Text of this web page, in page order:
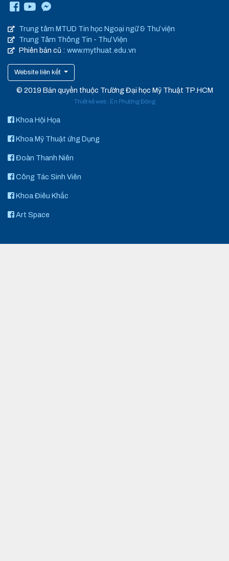
Trung tâm MTUD Tin học Ngoại ngữ & Thư viện
Trung Tâm Thông Tin - Thư Viện
Phiên bản cũ : www.mythuat.edu.vn
Website liên kết
© 2019 Bản quyền thuộc Trường Đại học Mỹ Thuật TP.HCM
Thiết kế web: Én Phương Đông
Khoa Hội Họa
Khoa Mỹ Thuật ứng Dụng
Đoàn Thanh Niên
Công Tác Sinh Viên
Khoa Điêu Khắc
Art Space